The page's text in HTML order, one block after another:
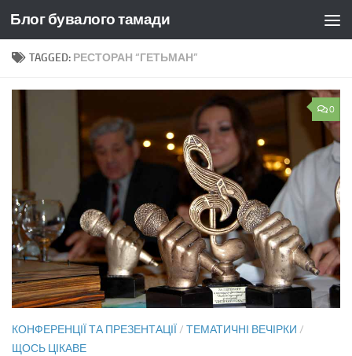
Skip to content
Блог бувалого тамади
TAGGED: РЕСТОРАН “ГЕТЬМАН”
0
КОНФЕРЕНЦІЇ ТА ПРЕЗЕНТАЦІЇ / ТЕМАТИЧНІ ВЕЧІРКИ /
ЩОСЬ ЦІКАВЕ